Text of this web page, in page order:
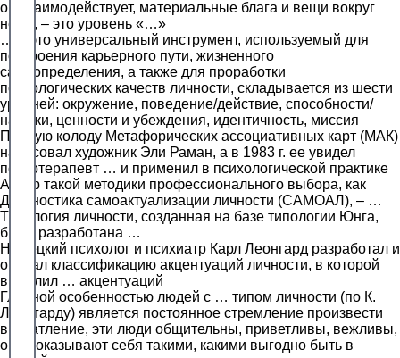
он взаимодействует, материальные блага и вещи вокруг
него), – это уровень «…»
… – это универсальный инструмент, используемый для
построения карьерного пути, жизненного
самоопределения, а также для проработки
психологических качеств личности, складывается из шести
уровней: окружение, поведение/действие, способности/
навыки, ценности и убеждения, идентичность, миссия
Первую колоду Метафорических ассоциативных карт (МАК)
нарисовал художник Эли Раман, а в 1983 г. ее увидел
психотерапевт … и применил в психологической практике
Автор такой методики профессионального выбора, как
Диагностика самоактуализации личности (САМОАЛ), – …
Типология личности, созданная на базе типологии Юнга,
была разработана …
Немецкий психолог и психиатр Карл Леонгард разработал и
описал классификацию акцентуаций личности, в которой
выделил … акцентуаций
Главной особенностью людей с … типом личности (по К.
Леонгарду) является постоянное стремление произвести
впечатление, эти люди общительны, приветливы, вежливы,
они показывают себя такими, какими выгодно быть в